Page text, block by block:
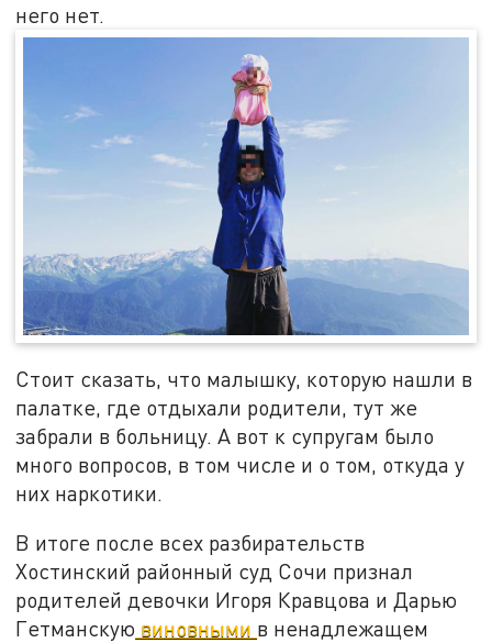
него нет.
Стоит сказать, что малышку, которую нашли в
палатке, где отдыхали родители, тут же
забрали в больницу. А вот к супругам было
много вопросов, в том числе и о том, откуда у
них наркотики.
В итоге после всех разбирательств
Хостинский районный суд Сочи признал
родителей девочки Игоря Кравцова и Дарью
Гетманскую виновными в ненадлежащем